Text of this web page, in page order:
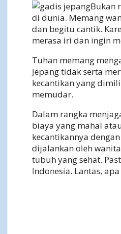
Bukan
di dunia. Memang
dan begitu cantik.
merasa iri dan ingin
Tuhan memang
Jepang tidak serta
kecantikan yang
memudar.
Dalam rangka
biaya yang mahal
kecantikannya
dijalankan oleh
tubuh yang sehat.
Indonesia. Lantas,